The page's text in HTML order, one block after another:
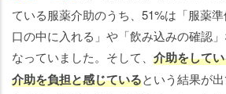
ている服薬介助のうち、51%は「服薬
口の中に入れる」や「飲み込みの確認
なっていました。そして、 介助をして
介助を負担と感じているという結果が出